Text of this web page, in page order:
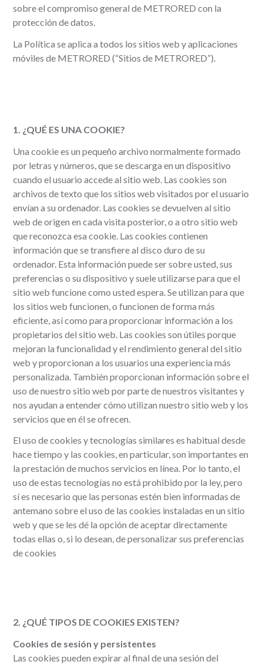
sobre el compromiso general de METRORED con la
protección de datos.
La Política se aplica a todos los sitios web y aplicaciones
móviles de METRORED (“Sitios de METRORED”).
1. ¿QUÉ ES UNA COOKIE?
Una cookie es un pequeño archivo normalmente formado
por letras y números, que se descarga en un dispositivo
cuando el usuario accede al sitio web. Las cookies son
archivos de texto que los sitios web visitados por el usuario
envían a su ordenador. Las cookies se devuelven al sitio
web de origen en cada visita posterior, o a otro sitio web
que reconozca esa cookie. Las cookies contienen
información que se transfiere al disco duro de su
ordenador. Esta información puede ser sobre usted, sus
preferencias o su dispositivo y suele utilizarse para que el
sitio web funcione como usted espera. Se utilizan para que
los sitios web funcionen, o funcionen de forma más
eficiente, así como para proporcionar información a los
propietarios del sitio web. Las cookies son útiles porque
mejoran la funcionalidad y el rendimiento general del sitio
web y proporcionan a los usuarios una experiencia más
personalizada. También proporcionan información sobre el
uso de nuestro sitio web por parte de nuestros visitantes y
nos ayudan a entender cómo utilizan nuestro sitio web y los
servicios que en él se ofrecen.
El uso de cookies y tecnologías similares es habitual desde
hace tiempo y las cookies, en particular, son importantes en
la prestación de muchos servicios en línea. Por lo tanto, el
uso de estas tecnologías no está prohibido por la ley, pero
sí es necesario que las personas estén bien informadas de
antemano sobre el uso de las cookies instaladas en un sitio
web y que se les dé la opción de aceptar directamente
todas ellas o, si lo desean, de personalizar sus preferencias
de cookies
2. ¿QUÉ TIPOS DE COOKIES EXISTEN?
Cookies de sesión y persistentes
Las cookies pueden expirar al final de una sesión del